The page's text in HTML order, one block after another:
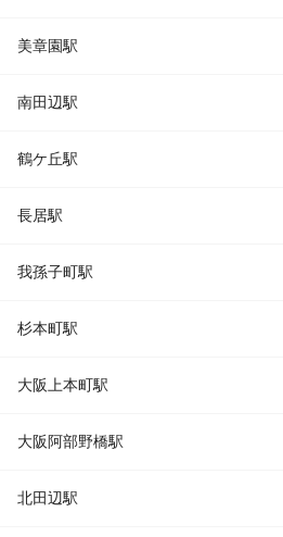
美章園駅
南田辺駅
鶴ケ丘駅
長居駅
我孫子町駅
杉本町駅
大阪上本町駅
大阪阿部野橋駅
北田辺駅